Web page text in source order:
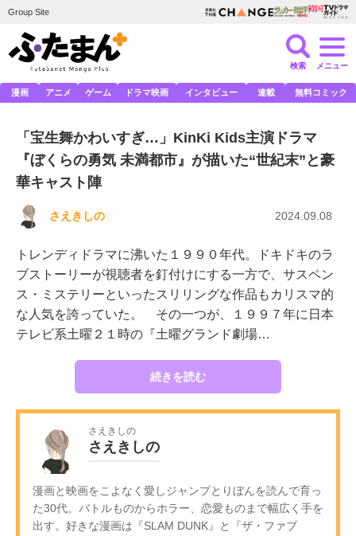
Group Site
検索 メニュー
漫画 アニメ ゲーム ドラマ映画 インタビュー 連載 無料コミック
「宝生舞かわいすぎ…」KinKi Kids主演ドラマ
『ぼくらの勇気 未満都市』が描いた“世紀末”と豪
華キャスト陣
さえきしの 2024.09.08
トレンディドラマに沸いた１９９０年代。ドキドキのラ
ブストーリーが視聴者を釘付けにする一方で、サスペン
ス・ミステリーといったスリリングな作品もカリスマ的
な人気を誇っていた。 その一つが、１９９７年に日本
テレビ系土曜２１時の『土曜グランド劇場…
続きを読む
さえきしの
さえきしの
漫画と映画をこよなく愛しジャンプとりぼんを読んで育っ
た30代。バトルものからホラー、恋愛ものまで幅広く手を
出す。好きな漫画は『SLAM DUNK』と『ザ・ファブ